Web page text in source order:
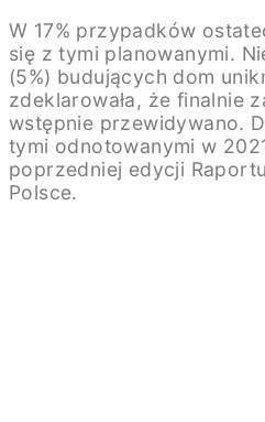
W 17% przypadków
się z tymi planowanymi.
(5%) budujących dom
zdeklarowała, że finalnie
wstępnie przewidywano.
tymi odnotowanymi w
poprzedniej edycji
Polsce.